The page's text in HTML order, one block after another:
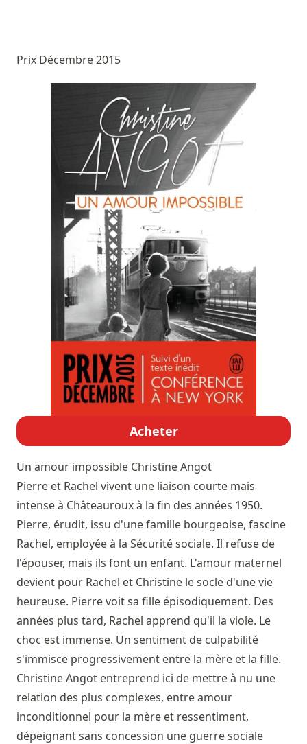
Prix Décembre 2015
Acheter
Un amour impossible Christine Angot
Pierre et Rachel vivent une liaison courte mais
intense à Châteauroux à la fin des années 1950.
Pierre, érudit, issu d'une famille bourgeoise, fascine
Rachel, employée à la Sécurité sociale. Il refuse de
l'épouser, mais ils font un enfant. L'amour maternel
devient pour Rachel et Christine le socle d'une vie
heureuse. Pierre voit sa fille épisodiquement. Des
années plus tard, Rachel apprend qu'il la viole. Le
choc est immense. Un sentiment de culpabilité
s'immisce progressivement entre la mère et la fille.
Christine Angot entreprend ici de mettre à nu une
relation des plus complexes, entre amour
inconditionnel pour la mère et ressentiment,
dépeignant sans concession une guerre sociale